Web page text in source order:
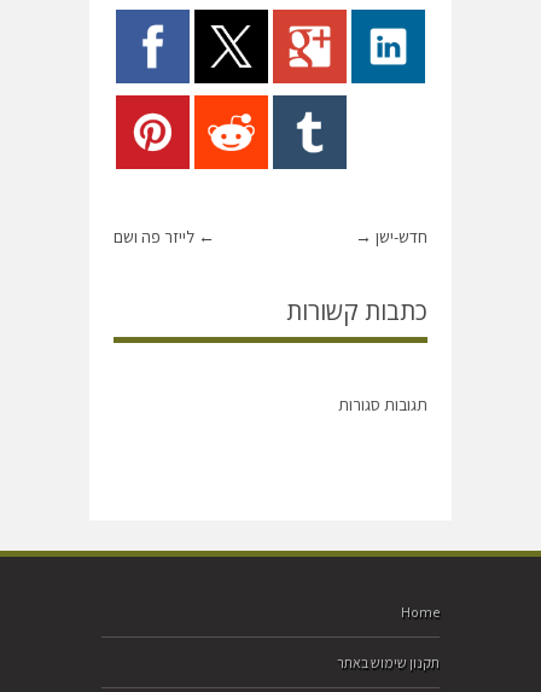
← לייזר פה ושם חדש-ישן →
כתבות קשורות
תגובות סגורות
Home
תקנון שימוש באתר